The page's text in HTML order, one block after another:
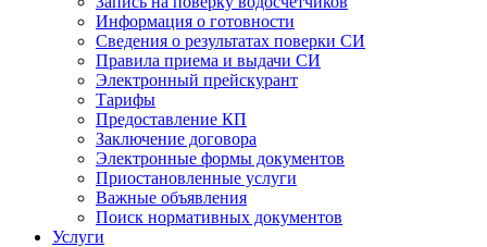
Информация о готовности
Сведения о результатах поверки СИ
Правила приема и выдачи СИ
Электронный прейскурант
Тарифы
Предоставление КП
Заключение договора
Электронные формы документов
Приостановленные услуги
Важные объявления
Поиск нормативных документов
Услуги